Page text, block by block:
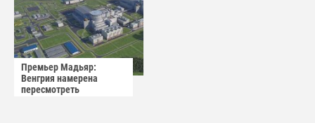
Премьер Мадьяр:
Венгрия намерена
пересмотреть